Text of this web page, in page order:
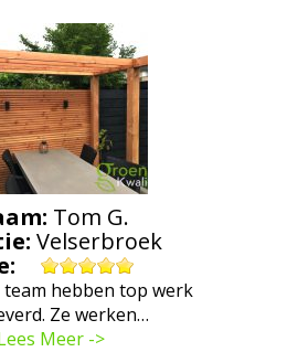
Tom G.
Velserbroek
team hebben top werk
Ze werken…
Meer ->